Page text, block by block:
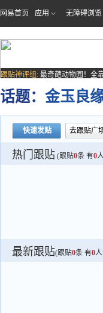
网易首页 应用 无障碍浏览
跟贴神评组: 最奇葩动物园！全
场子
话题： 金玉良
快速发贴 去跟贴广
热门跟贴 (跟贴0条 有0
最新跟贴(跟贴0条 有0